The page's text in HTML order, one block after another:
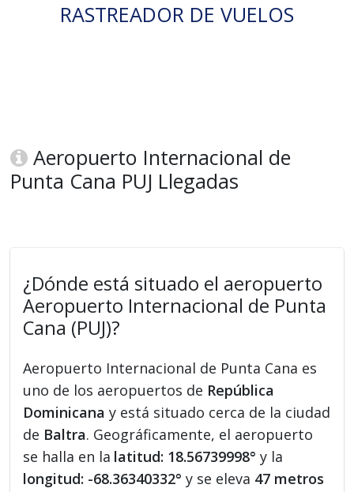
RASTREADOR DE VUELOS
Aeropuerto Internacional de
Punta Cana PUJ Llegadas
¿Dónde está situado el aeropuerto
Aeropuerto Internacional de Punta
Cana (PUJ)?
Aeropuerto Internacional de Punta Cana es
uno de los aeropuertos de República
Dominicana y está situado cerca de la ciudad
de Baltra. Geográficamente, el aeropuerto
se halla en la latitud: 18.56739998° y la
longitud: -68.36340332° y se eleva 47 metros